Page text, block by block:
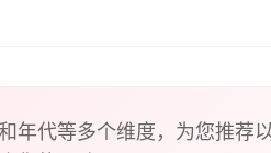
年代等多个维度，为您推荐